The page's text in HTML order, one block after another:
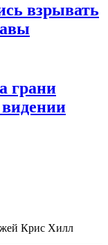
взрывать
грани
видении
Крис Хилл